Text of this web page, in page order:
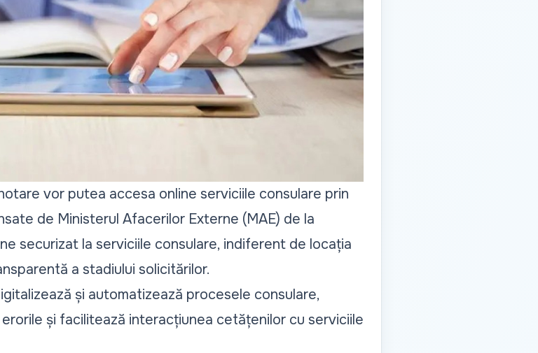
vor putea accesa online serviciile consulare prin
de Ministerul Afacerilor Externe (MAE) de la
securizat la serviciile consulare, indiferent de locația
a stadiului solicitărilor.
și automatizează procesele consulare,
și facilitează interacțiunea cetățenilor cu serviciile